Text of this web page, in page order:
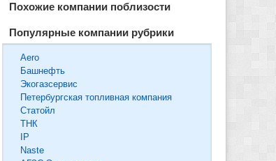
Похожие компании поблизости
Популярные компании рубрики
Aero
Башнефть
Экогазсервис
Петербургская топливная компания
Статойл
ТНК
IP
Naste